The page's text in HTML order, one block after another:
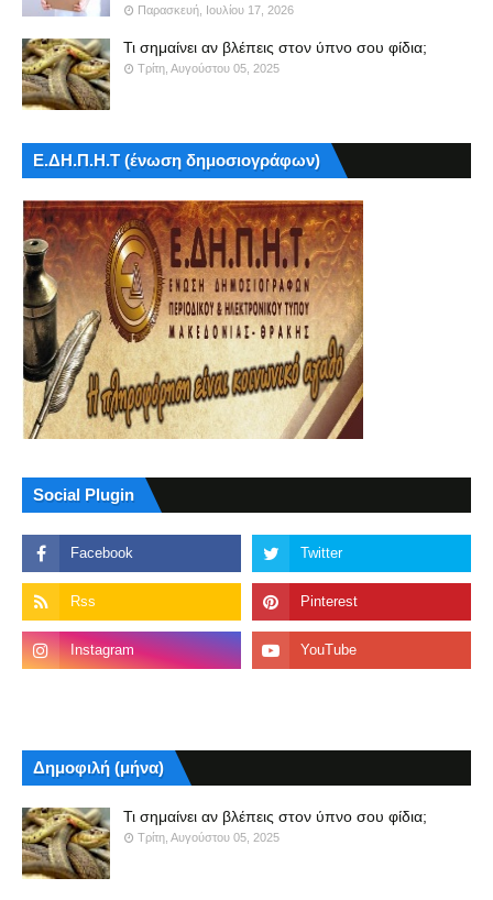
Παρασκευή, Ιουλίου 17, 2026
Τι σημαίνει αν βλέπεις στον ύπνο σου φίδια;
Τρίτη, Αυγούστου 05, 2025
Ε.ΔΗ.Π.Η.Τ (ένωση δημοσιογράφων)
Social Plugin
Δημοφιλή (μήνα)
Τι σημαίνει αν βλέπεις στον ύπνο σου φίδια;
Τρίτη, Αυγούστου 05, 2025